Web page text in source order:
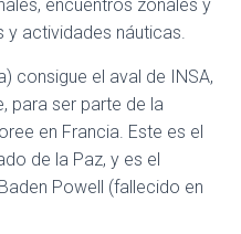
encuentros zonales y
actividades náuticas.
consigue el aval de INSA,
para ser parte de la
en Francia. Este es el
de la Paz, y es el
Powell (fallecido en